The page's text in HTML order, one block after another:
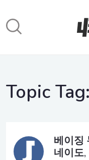
Topic Tag:
베이징
네이도